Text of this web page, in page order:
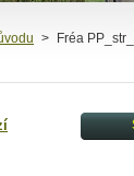
> Fréa